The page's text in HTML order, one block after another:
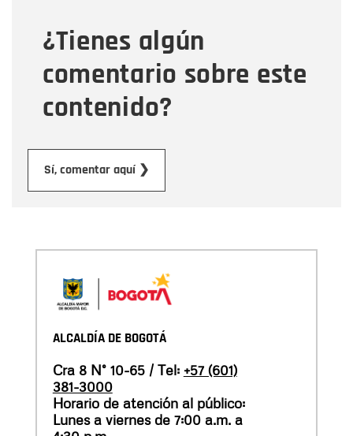
¿Tienes algún
comentario sobre este
contenido?
Sí, comentar aquí ❯
Mensaje
ALCALDÍA DE BOGOTÁ
Cra 8 N° 10-65 / Tel: +57 (601)
381-3000
Horario de atención al público:
Lunes a viernes de 7:00 a.m. a